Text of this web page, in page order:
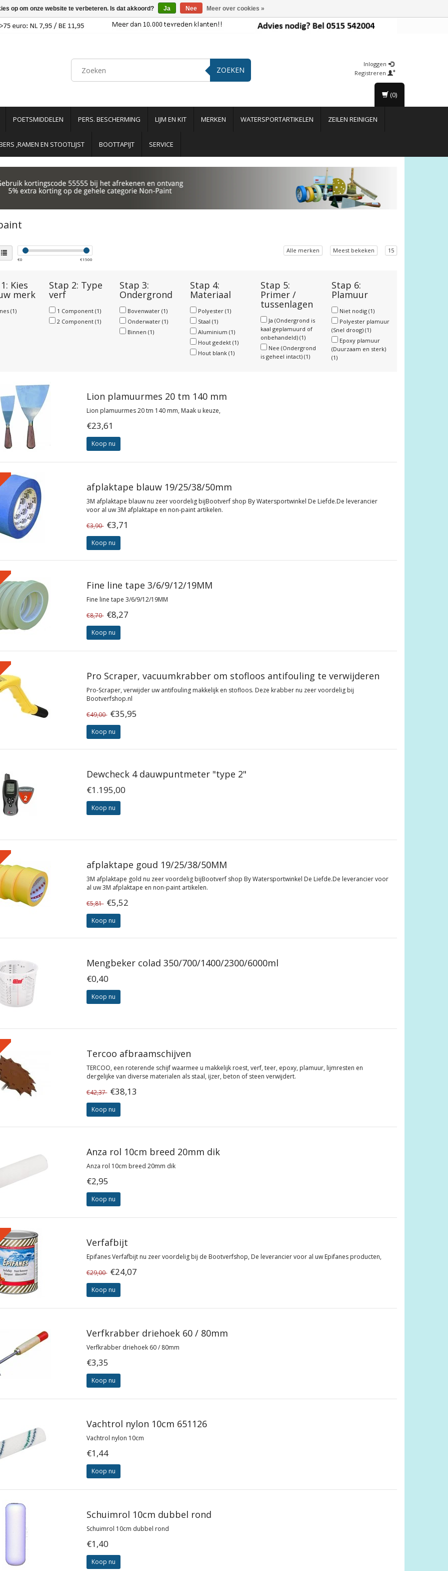
ZOEKEN
Inloggen
Registreren
POETSMIDDELEN PERS. BESCHERMING LIJM EN KIT MERKEN WATERSPORTARTIKELEN ZEILEN REINIGEN
,RAMEN EN STOOTLIJST BOOTTAPIJT SERVICE
(0)
€0 €1500
Alle merken Meest bekeken 15
Kies
merk
(1)
Stap 2: Type
verf
1 Component (1)
2 Component (1)
Stap 3:
Ondergrond
Bovenwater (1)
Onderwater (1)
Binnen (1)
Stap 4:
Materiaal
Polyester(1)
Staal(1)
Aluminium(1)
Hout gedekt(1)
Hout blank(1)
Stap 5:
Primer /
tussenlagen
Ja (Ondergrond is
kaal geplamuurd of
onbehandeld)(1)
Nee (Ondergrond
is geheel intact)(1)
Stap 6:
Plamuur
Niet nodig (1)
Polyester plamuur
(Snel droog) (1)
Epoxy plamuur
(Duurzaam en sterk)
(1)
Lion plamuurmes 20 tm 140 mm
Lion plamuurmes 20 tm 140 mm, Maak u keuze,
€23,61
Koop nu
afplaktape blauw 19/25/38/50mm
3M afplaktape blauw nu zeer voordelig bijBootverf shop By Watersportwinkel De Liefde.De leverancier
voor al uw 3M afplaktape en non-paint artikelen.
€3,90 €3,71
Koop nu
Fine line tape 3/6/9/12/19MM
Fine line tape 3/6/9/12/19MM
€8,70 €8,27
Koop nu
Pro Scraper, vacuumkrabber om stofloos antifouling te verwijderen
Pro-Scraper, verwijder uw antifouling makkelijk en stofloos. Deze krabber nu zeer voordelig bij
Bootverfshop.nl
€49,00 €35,95
Koop nu
Dewcheck 4 dauwpuntmeter "type 2"
€1.195,00
Koop nu
afplaktape goud 19/25/38/50MM
3M afplaktape gold nu zeer voordelig bijBootverf shop By Watersportwinkel De Liefde.De leverancier voor
al uw 3M afplaktape en non-paint artikelen.
€5,81 €5,52
Koop nu
Mengbeker colad 350/700/1400/2300/6000ml
€0,40
Koop nu
Tercoo afbraamschijven
TERCOO, een roterende schijf waarmee u makkelijk roest, verf, teer, epoxy, plamuur, lijmresten en
dergelijke van diverse materialen als staal, ijzer, beton of steen verwijdert.
€42,37 €38,13
Koop nu
Anza rol 10cm breed 20mm dik
Anza rol 10cm breed 20mm dik
€2,95
Koop nu
Verfafbijt
Epifanes Verfafbijt nu zeer voordelig bij de Bootverfshop, De leverancier voor al uw Epifanes producten,
€29,00 €24,07
Koop nu
Verfkrabber driehoek 60 / 80mm
Verfkrabber driehoek 60 / 80mm
€3,35
Koop nu
Vachtrol nylon 10cm 651126
Vachtrol nylon 10cm
€1,44
Koop nu
Schuimrol 10cm dubbel rond
Schuimrol 10cm dubbel rond
€1,40
Koop nu
op om onze website te verbeteren. Is dat akkoord? Ja Nee Meer over cookies »